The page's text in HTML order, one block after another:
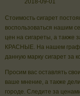
2018-09-01
Стоимость сигарет
воспользоваться нашим
цен на сигареты, а также
КРАСНЫЕ. На нашем
данную марку сигарет за
Просим вас оставлять
ваше мнение, а также
городе. Следите за